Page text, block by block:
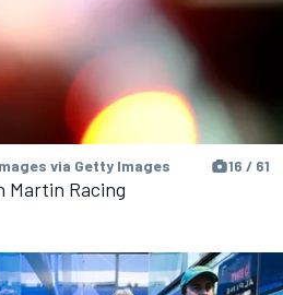
via Getty Images 16 / 61
Martin Racing